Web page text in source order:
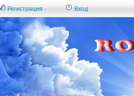
Регистрация Вход